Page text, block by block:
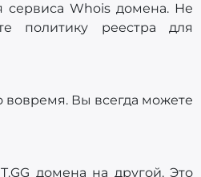
сервиса Whois домена. Не
политику реестра для
вовремя. Вы всегда можете
домена на другой. Это